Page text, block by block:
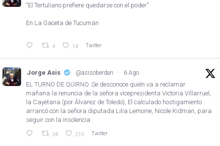
"El Tertuliano prefiere quedarse con el poder"
En La Gaceta de Tucumán
4 14 Twitter
Jorge Asis @asisoberdan · 6 Ago
EL TURNO DE QUIRNO. Se desconoce quién va a reclamar
mañana la renuncia de la señora vicepresidenta Victoria Villarruel,
la Cayetana (por Álvarez de Toledo), El calculado hostigamiento
arrancó con la señora diputada Lilia Lemoine, Nicole Kidman, para
seguir con la insolencia
24 215 Twitter